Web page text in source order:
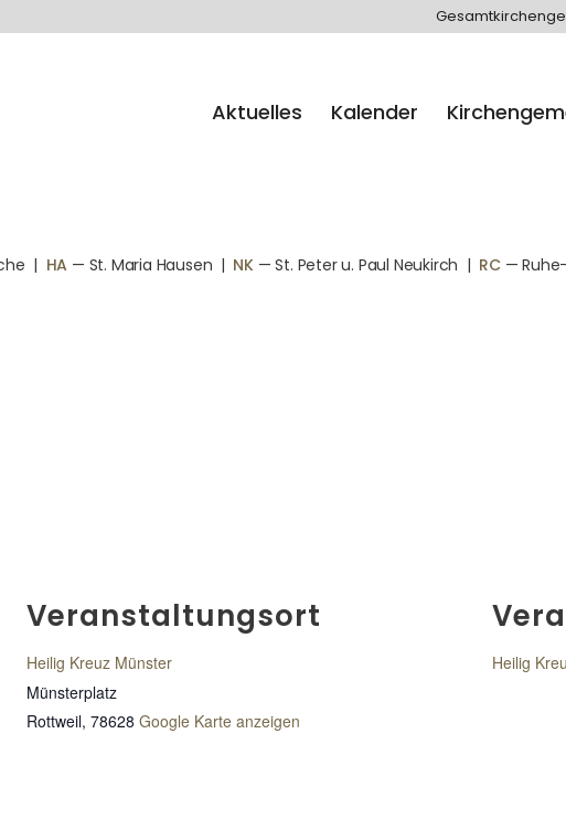
Aktuelles Kalender
| HA — St. Maria Hausen | NK — St. Peter u. Paul Neukirch | RC—
Veranstaltungsort
Heilig Kreuz Münster
Münsterplatz
Rottweil, 78628 Google Karte anzeigen
Heilig